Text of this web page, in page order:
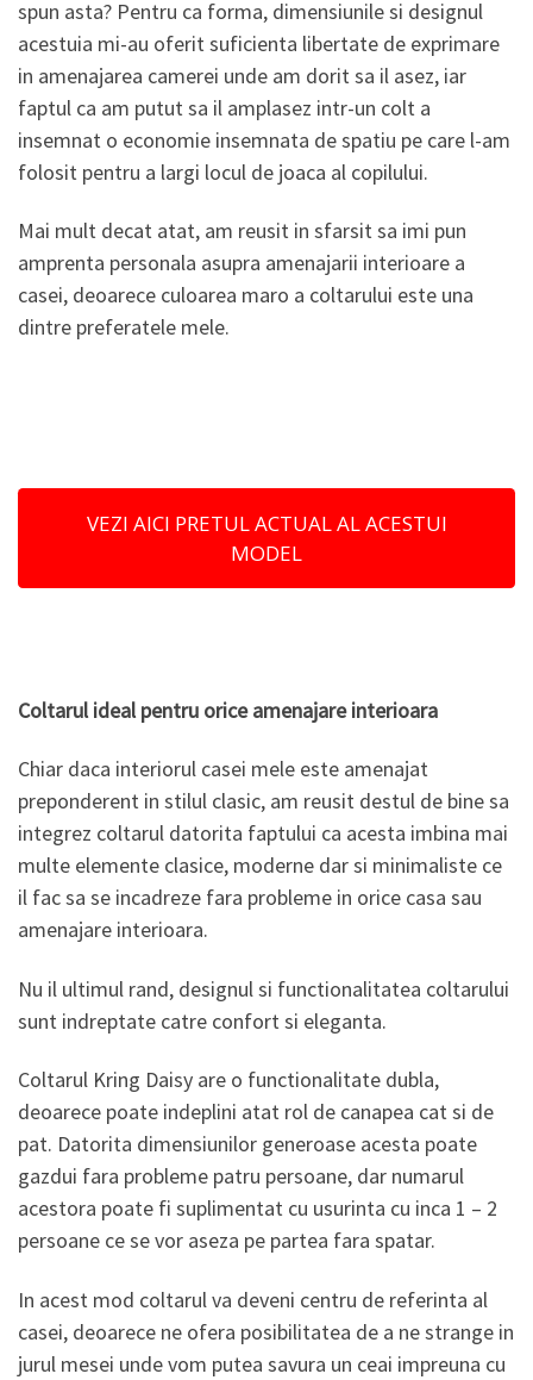
spun asta? Pentru ca forma, dimensiunile si designul
acestuia mi-au oferit suficienta libertate de exprimare
in amenajarea camerei unde am dorit sa il asez, iar
faptul ca am putut sa il amplasez intr-un colt a
insemnat o economie insemnata de spatiu pe care l-am
folosit pentru a largi locul de joaca al copilului.
Mai mult decat atat, am reusit in sfarsit sa imi pun
amprenta personala asupra amenajarii interioare a
casei, deoarece culoarea maro a coltarului este una
dintre preferatele mele.
VEZI AICI PRETUL ACTUAL AL ACESTUI
MODEL
Coltarul ideal pentru orice amenajare interioara
Chiar daca interiorul casei mele este amenajat
preponderent in stilul clasic, am reusit destul de bine sa
integrez coltarul datorita faptului ca acesta imbina mai
multe elemente clasice, moderne dar si minimaliste ce
il fac sa se incadreze fara probleme in orice casa sau
amenajare interioara.
Nu il ultimul rand, designul si functionalitatea coltarului
sunt indreptate catre confort si eleganta.
Coltarul Kring Daisy are o functionalitate dubla,
deoarece poate indeplini atat rol de canapea cat si de
pat. Datorita dimensiunilor generoase acesta poate
gazdui fara probleme patru persoane, dar numarul
acestora poate fi suplimentat cu usurinta cu inca 1 – 2
persoane ce se vor aseza pe partea fara spatar.
In acest mod coltarul va deveni centru de referinta al
casei, deoarece ne ofera posibilitatea de a ne strange in
jurul mesei unde vom putea savura un ceai impreuna cu